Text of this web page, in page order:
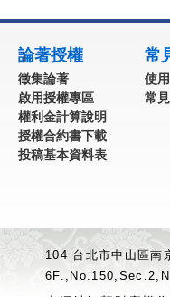
論著授權
徵集論著
啟用授權專區
權利金計算說明
授權合約書下載
投稿基本資料表
常
使
常
104 台北市中山區